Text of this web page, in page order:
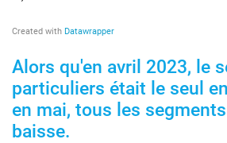
Alors qu'en avril 2023, le
particuliers était le seul
en mai, tous les
baisse.